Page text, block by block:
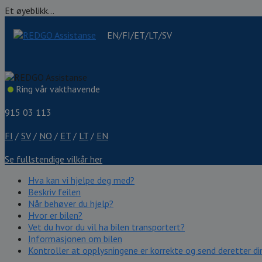
Et øyeblikk...
EN/FI/ET/LT/SV
Ring vår vakthavende
915 03 113
FI / SV / NO / ET / LT / EN
Se fullstendige vilkår her
Hva kan vi hjelpe deg med?
Beskriv feilen
Når behøver du hjelp?
Hvor er bilen?
Vet du hvor du vil ha bilen transportert?
Informasjonen om bilen
Kontroller at opplysningene er korrekte og send deretter